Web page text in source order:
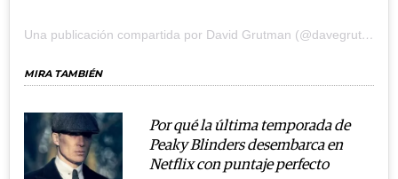
Una publicación compartida por David Grutman (@davegrutman)
MIRA TAMBIÉN
Por qué la última temporada de
Peaky Blinders desembarca en
Netflix con puntaje perfecto